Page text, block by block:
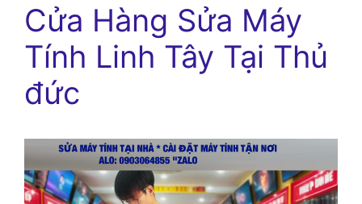
Cửa Hàng Sửa Máy
Tính Linh Tây Tại Thủ
đức